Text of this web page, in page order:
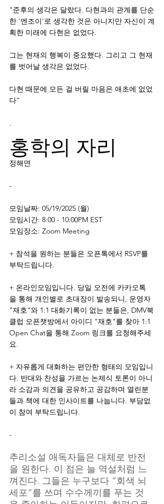
"준후의 생각은 달랐다. 다현과의 관계를 단순
한 '엔조이'로 생각한 것은 아니지만 자신이 계
획한 미래에 다현은 없었다.
그는 현재의 행복이 중요했다. 그리고 그 현재
를 벗어날 생각은 없었다.
다현 때문에 모든 걸 버릴 마음은 애초에 없었
다"
-
홍학의 자리
정해연
-
모임날짜: 05/19/2025 (월)
모임시간: 8:00 - 10:00PM EST
모임장소: Zoom Meeting
+ 참석을 원하는 분들은 오픈톡에서 RSVP를
부탁드립니다.
+ 온라인모임입니다. 당일 오전에 카카오톡
을 통해 개인별로 초대장이 발송되니, 운영자
"재호"와 1:1 대화기록이 없는 분들은, DMV북
클럽 오픈챗방에서 아이디 "재호"를 찾아 1:1
Open Chat을 통해 Zoom 링크를 요청해주세
요.
+ 자유롭게 대화하는 편안한 형태의 모임입니
다. 반대와 찬성을 가르는 논제식 토론이 아니
라 소감과 의견을 공유하고 공감하며 열린분
들과 책에 대한 인사이트를 나눕니다. 부담없
이 참여 부탁드립니다.
-
추리소설 애독자들은 대체로 반전
을 원한다. 이 점은 늘 역설처럼 느
껴진다. 그들은 누구보다 “회색 뇌
세포”를 쓰며 수수께끼를 푸는 것